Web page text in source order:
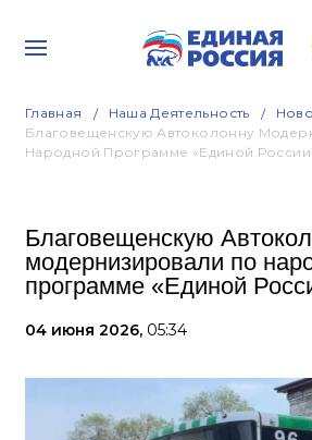
Главная Наша Деятельность
Благовещенскую Автоколонну
Народной Программе «Единой
Благовещенскую
модернизировали по
программе «Единой
04 июня 2026, 05:34